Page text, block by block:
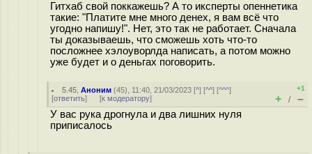
Гитхаб свой поккажешь? А то иксперты опеннетика
такие: "Платите мне много денех, я вам всё что
угодно напишу!". Нет, это так не работает. Сначала
ты доказываешь, что сможешь хоть что-то
посложнее хэлоуворлда написать, а потом можно
уже будет и о деньгах поговорить.
5.45 ,Аноним (45), 11:40, 21/03/2023 [^] [^^] [^^^]
[ответить] [к модератору]
+1
+ / –
У вас рука дрогнула и два лишних нуля
приписалось